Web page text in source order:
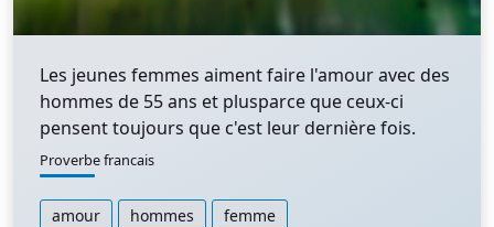
Les jeunes femmes aiment faire l'amour avec des
hommes de 55 ans et plusparce que ceux-ci
pensent toujours que c'est leur dernière fois.
Proverbe francais
amour hommes femme